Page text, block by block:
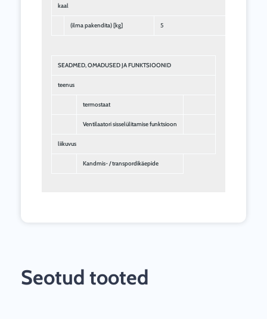
kaal
(ilma pakendita) [kg] 5
SEADMED, OMADUSED JA FUNKTSIOONID
teenus
termostaat
Ventilaatori sisselülitamise funktsioon
liikuvus
Kandmis- / transpordikäepide
Seotud tooted